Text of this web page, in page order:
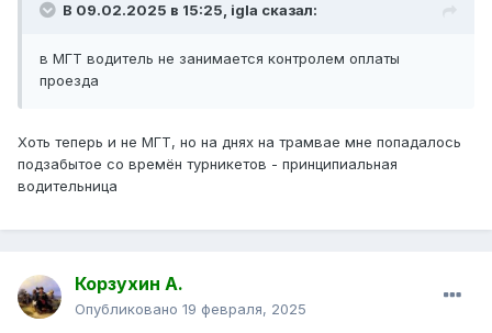
В 09.02.2025 в 15:25, igla сказал:
в МГТ водитель не занимается контролем оплаты
проезда
Хоть теперь и не МГТ, но на днях на трамвае мне попадалось
подзабытое со времён турникетов - принципиальная
водительница
Корзухин А.
Опубликовано 19 февраля, 2025